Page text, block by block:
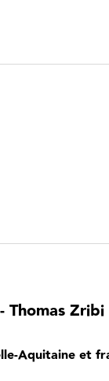
Thomas
Aquitaine et